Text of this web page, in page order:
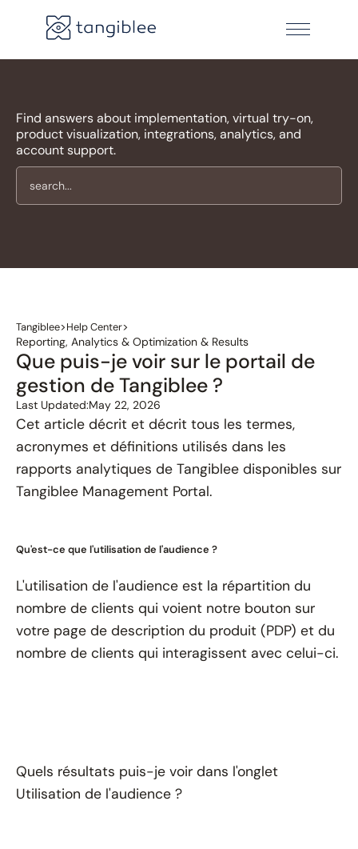
Find answers about implementation, virtual try-on,
product visualization, integrations, analytics, and
account support.
Tangiblee>Help Center>
Reporting, Analytics & Optimization & Results
Que puis-je voir sur le portail de
gestion de Tangiblee ?
Last Updated:May 22, 2026
Cet article décrit et décrit tous les termes,
acronymes et définitions utilisés dans les
rapports analytiques de Tangiblee disponibles sur
Tangiblee Management Portal.
Qu'est-ce que l'utilisation de l'audience ?
L'utilisation de l'audience est la répartition du
nombre de clients qui voient notre bouton sur
votre page de description du produit (PDP) et du
nombre de clients qui interagissent avec celui-ci.
Quels résultats puis-je voir dans l'onglet
Utilisation de l'audience ?